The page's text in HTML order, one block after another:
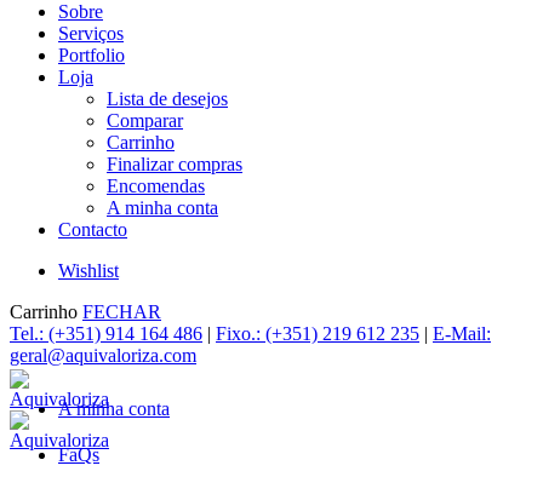
Sobre
Serviços
Portfolio
Loja
Lista de desejos
Comparar
Carrinho
Finalizar compras
Encomendas
A minha conta
Contacto
Wishlist
Carrinho FECHAR
Tel.: (+351) 914 164 486 | Fixo.: (+351) 219 612 235 | E-Mail:
geral@aquivaloriza.com
A minha conta
FaQs